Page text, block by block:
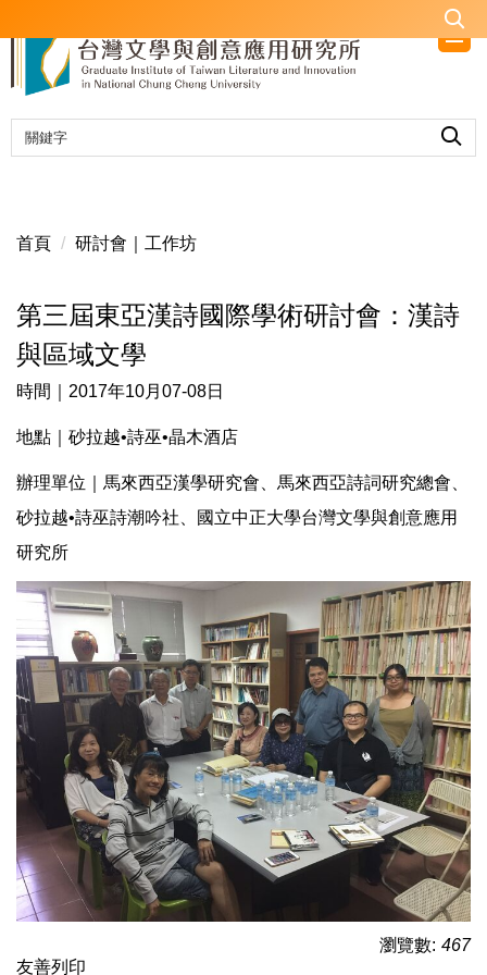
到
要
內
容
首頁 研討會｜工作坊
第三屆東亞漢詩國際學術研討會：漢詩
與區域文學
時間｜2017年10月07-08日
地點｜砂拉越•詩巫•晶木酒店
辦理單位｜馬來西亞漢學研究會、馬來西亞詩詞研究總會、
砂拉越•詩巫詩潮吟社、國立中正大學台灣文學與創意應用
研究所
瀏覽數: 467
友善列印